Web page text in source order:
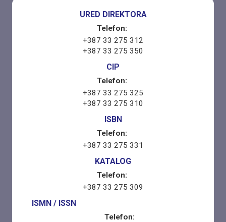
URED DIREKTORA
Telefon:
+387 33 275 312
+387 33 275 350
CIP
Telefon:
+387 33 275 325
+387 33 275 310
ISBN
Telefon:
+387 33 275 331
KATALOG
Telefon:
+387 33 275 309
ISMN / ISSN
Telefon: